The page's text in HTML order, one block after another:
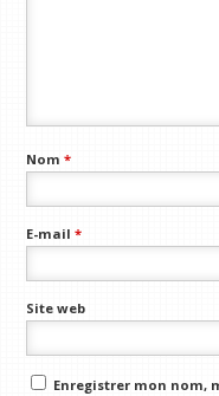
Nom*
E-mail*
Site web
Enregistrer mon nom,